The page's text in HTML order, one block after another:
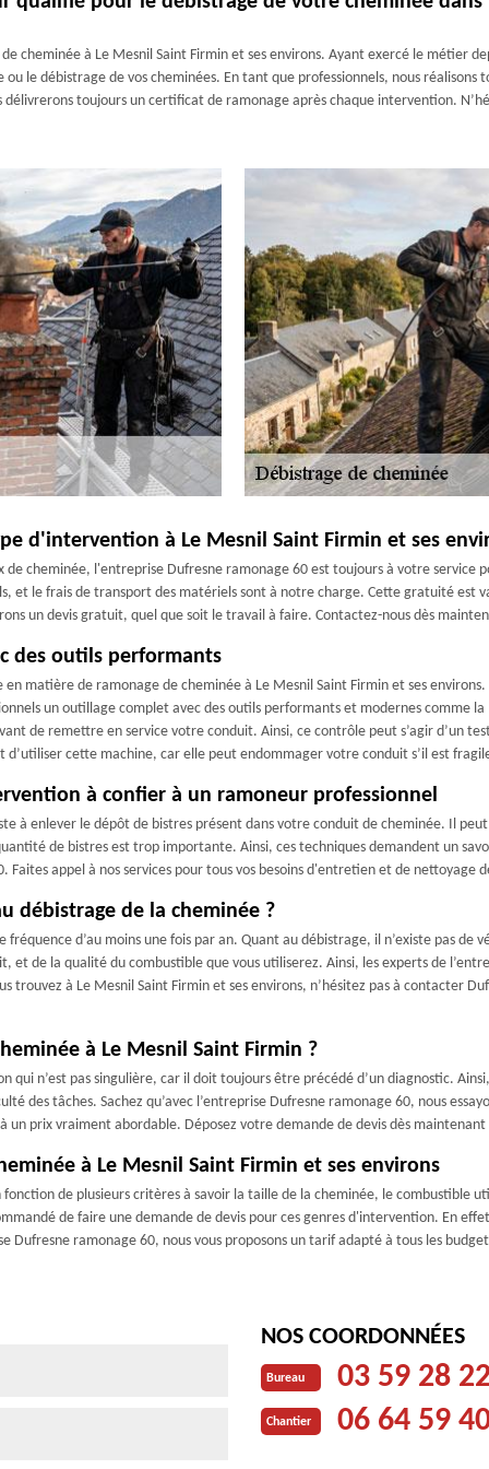
cheminée à Le Mesnil Saint Firmin et ses environs. Ayant exercé le métier
le débistrage de vos cheminées. En tant que professionnels, nous réalisons
toujours un certificat de ramonage après chaque intervention.
d'intervention à Le Mesnil Saint Firmin et ses
de cheminée, l'entreprise Dufresne ramonage 60 est toujours à votre service
et le frais de transport des matériels sont à notre charge. Cette gratuité est
un devis gratuit, quel que soit le travail à faire. Contactez-nous dès
des outils performants
matière de ramonage de cheminée à Le Mesnil Saint Firmin et ses
un outillage complet avec des outils performants et modernes comme
de remettre en service votre conduit. Ainsi, ce contrôle peut s’agir d’un
cette machine, car elle peut endommager votre conduit s’il est
à confier à un ramoneur professionnel
à enlever le dépôt de bistres présent dans votre conduit de cheminée. Il
de bistres est trop importante. Ainsi, ces techniques demandent un
appel à nos services pour tous vos besoins d'entretien et de nettoyage
débistrage de la cheminée ?
fréquence d’au moins une fois par an. Quant au débistrage, il n’existe pas
et de la qualité du combustible que vous utiliserez. Ainsi, les experts de
trouvez à Le Mesnil Saint Firmin et ses environs, n’hésitez pas à contacter
à Le Mesnil Saint Firmin ?
qui n’est pas singulière, car il doit toujours être précédé d’un diagnostic.
des tâches. Sachez qu’avec l’entreprise Dufresne ramonage 60, nous
un prix vraiment abordable. Déposez votre demande de devis dès
à Le Mesnil Saint Firmin et ses environs
de plusieurs critères à savoir la taille de la cheminée, le combustible
de faire une demande de devis pour ces genres d'intervention. En
Dufresne ramonage 60, nous vous proposons un tarif adapté à tous les
NOS COORDONNÉES
Bureau 03 59 28
Chantier 06 64 59